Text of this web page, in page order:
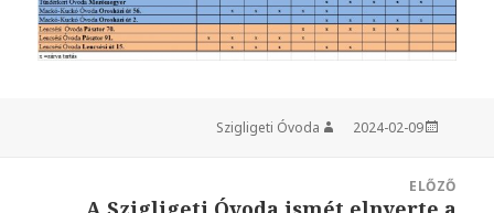
Közzétéve
2024-02-09
Szerző
Szigligeti Óvoda
navigáció
ELŐZŐ